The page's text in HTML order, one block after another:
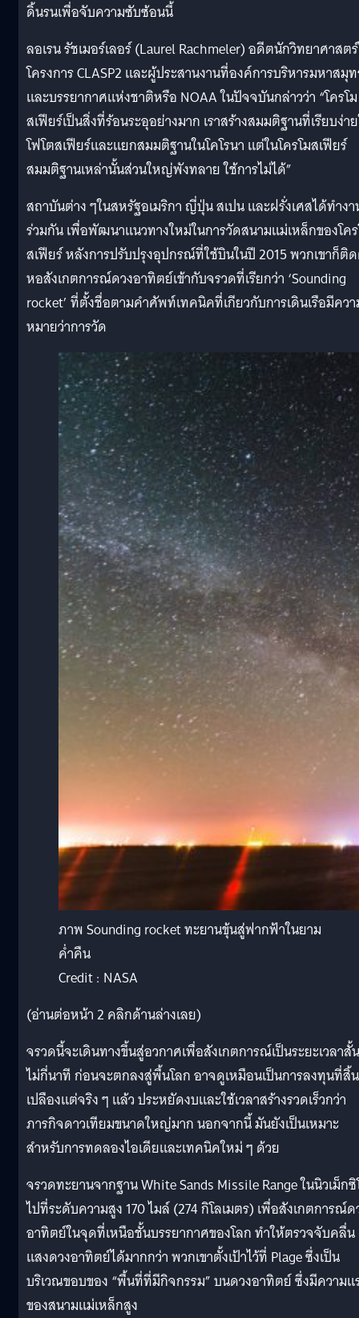
ดิ้นรนเพื่อจับความซับซ้อนนี้
ลอเรน รัชเมอร์เลอร์ (Laurel Rachmeler) อดีตนักวิทยาศาสต
โครงการ CLASP2 และผู้ประสานงานที่องค์การบริหารมหาสมุ
และบรรยากาศแห่งชาติหรือ NOAA ในปัจจบันกล่าวว่า “โครโม
สเฟียร์เป็นสิ่งที่ร้อนระอุอย่างมาก เราสร้างสมมติฐานที่เรียบง่า
โฟโตสเฟียร์และแยกสมมติฐานในโคโรนา แต่ในโครโมสเฟียร์
สมมติฐานเหล่านั้นส่วนใหญ่พังทลาย ใช้การไม่ได้”
สถาบันต่าง ๆในสหรัฐอเมริกา ญี่ปุ่น สเปน และฝรั่งเศสได้ทำง
ร่วมกัน เพื่อพัฒนาแนวทางใหม่ในการวัดสนามแม่เหล็กของโค
สเฟียร์ หลังการปรับปรุงอุปกรณ์ที่ใช้บินในปี 2015 พวกเขาก็ติ
หอสังเกตการณ์ดวงอาทิตย์เข้ากับจรวดที่เรียกว่า ‘Sounding
rocket’ ที่ตั้งชื่อตามคำศัพท์เทคนิคที่เกียวกับการเดินเรือมีคว
หมายว่าการวัด
ภาพ Sounding rocket ทะยานขุ้นสู่ฟากฟ้าในยาม
ค่ำคืน
Credit : NASA
(อ่านต่อหน้า 2 คลิกด้านล่างเลย)
จรวดนี้จะเดินทางขึ้นสู่อวกาศเพื่อสังเกตการณ์เป็นระยะเวลาสั้
ไม่กี่นาที ก่อนจะตกลงสู่พื้นโลก อาจดูเหมือนเป็นการลงทุนที่สิ้น
เปลืองแต่จริง ๆ แล้ว ประหยัดงบและใช้เวลาสร้างรวดเร็วกว่า
ภารกิจดาวเทียมขนาดใหญ่มาก นอกจากนี้ มันยังเป็นเหมาะ
สำหรับการทดลองไอเดียและเทคนิคใหม่ ๆ ด้วย
จรวดทะยานจากฐาน White Sands Missile Range ในนิวเม็ก
ไปที่ระดับความสูง 170 ไมล์ (274 กิโลเมตร) เพื่อสังเกตการณ์ด
อาทิตย์ในจุดที่เหนือชั้นบรรยากาศของโลก ทำให้ตรวจจับคลื่น
แสงดวงอาทิตย์ได้มากกว่า พวกเขาตั้งเป้าไว้ที่ Plage ซึ่งเป็น
บริเวณขอบของ “พื้นที่ที่มีกิจกรรม” บนดวงอาทิตย์ ซึ่งมีความแ
ของสนามแม่เหล็กสูง